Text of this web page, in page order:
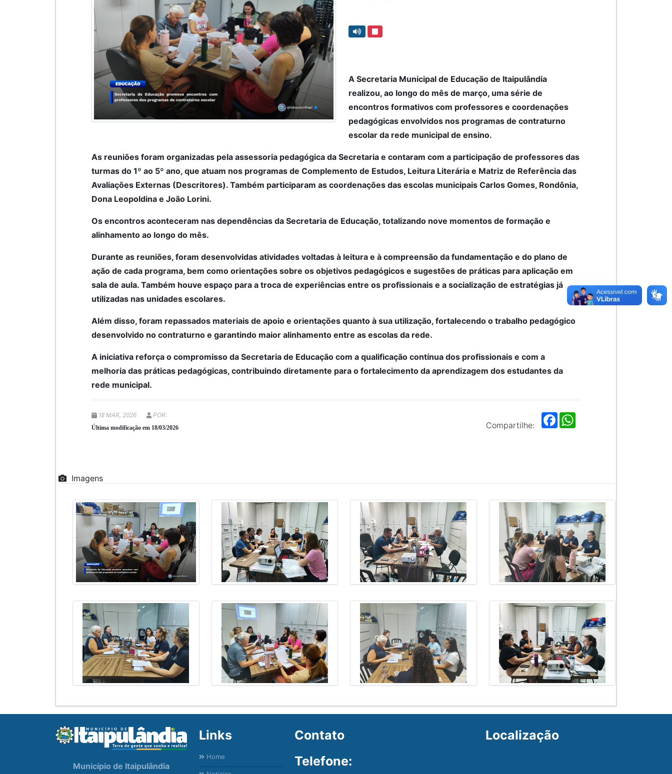
A Secretaria Municipal de Educação de Itaipulândia
realizou, ao longo do mês de março, uma série de
encontros formativos com professores e coordenações
pedagógicas envolvidos nos programas de contraturno
escolar da rede municipal de ensino.
As reuniões foram organizadas pela assessoria pedagógica da Secretaria e contaram com a participação de professores das
turmas do 1º ao 5º ano, que atuam nos programas de Complemento de Estudos, Leitura Literária e Matriz de Referência das
Avaliações Externas (Descritores). Também participaram as coordenações das escolas municipais Carlos Gomes, Rondônia,
Dona Leopoldina e João Lorini.
Os encontros aconteceram nas dependências da Secretaria de Educação, totalizando nove momentos de formação e
alinhamento ao longo do mês.
Durante as reuniões, foram desenvolvidas atividades voltadas à leitura e à compreensão da fundamentação e do plano de
ação de cada programa, bem como orientações sobre os objetivos pedagógicos e sugestões de práticas para aplicação em
sala de aula. Também houve espaço para a troca de experiências entre os profissionais e a socialização de estratégias já
utilizadas nas unidades escolares.
Além disso, foram repassados materiais de apoio e orientações quanto à sua utilização, fortalecendo o trabalho pedagógico
desenvolvido no contraturno e garantindo maior alinhamento entre as escolas da rede.
A iniciativa reforça o compromisso da Secretaria de Educação com a qualificação contínua dos profissionais e com a
melhoria das práticas pedagógicas, contribuindo diretamente para o fortalecimento da aprendizagem dos estudantes da
rede municipal.
Compartilhe:
F
a
18 MAR, 2026 POR:
Última modificação em 18/03/2026
Imagens
Município de Itaipulândia
Links
Home
Contato
Telefone:
Localização